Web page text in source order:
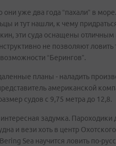
они уже два года “пахали” в
и тут нашли, к чему
эти суда оснащены
не позволяют
“Берингов”.
планы - наладить
американской
судов с 9,75 метра до 12,8.
задумка. Пароходики
и вези хоть в центр
Sea научится ловить по-